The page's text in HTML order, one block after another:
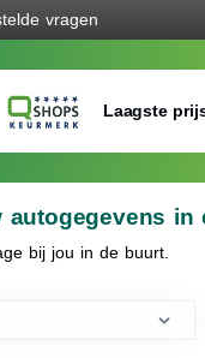
vragen
Laagste
autogegevens in
bij jou in de buurt.